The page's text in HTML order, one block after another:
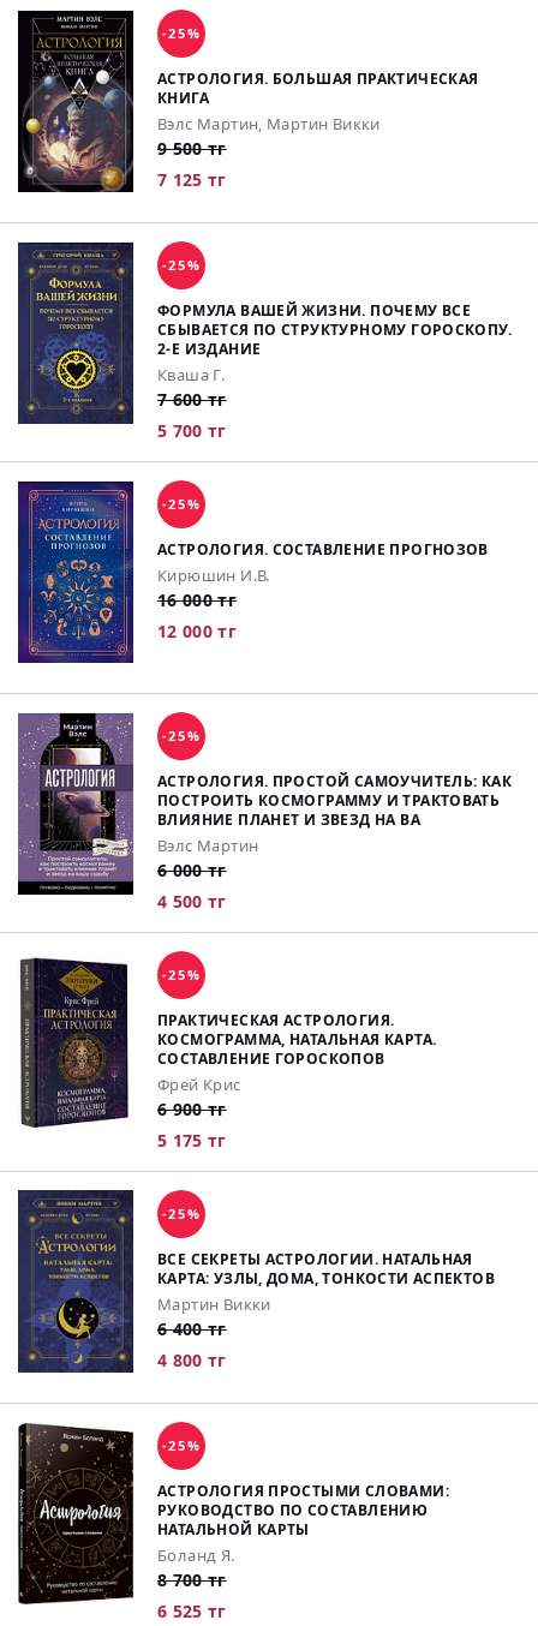
-25%
АСТРОЛОГИЯ. БОЛЬШАЯ ПРАКТИЧЕСКАЯ
КНИГА
Вэлс Мартин, Мартин Викки
9 500 тг
7 125 тг
-25%
ФОРМУЛА ВАШЕЙ ЖИЗНИ. ПОЧЕМУ ВСЕ
СБЫВАЕТСЯ ПО СТРУКТУРНОМУ ГОРОСКОПУ.
2-Е ИЗДАНИЕ
Кваша Г.
7 600 тг
5 700 тг
-25%
АСТРОЛОГИЯ. СОСТАВЛЕНИЕ ПРОГНОЗОВ
Кирюшин И.В.
16 000 тг
12 000 тг
-25%
АСТРОЛОГИЯ. ПРОСТОЙ САМОУЧИТЕЛЬ: КАК
ПОСТРОИТЬ КОСМОГРАММУ И ТРАКТОВАТЬ
ВЛИЯНИЕ ПЛАНЕТ И ЗВЕЗД НА ВА
Вэлс Мартин
6 000 тг
4 500 тг
-25%
ПРАКТИЧЕСКАЯ АСТРОЛОГИЯ.
КОСМОГРАММА, НАТАЛЬНАЯ КАРТА.
СОСТАВЛЕНИЕ ГОРОСКОПОВ
Фрей Крис
6 900 тг
5 175 тг
-25%
ВСЕ СЕКРЕТЫ АСТРОЛОГИИ. НАТАЛЬНАЯ
КАРТА: УЗЛЫ, ДОМА, ТОНКОСТИ АСПЕКТОВ
Мартин Викки
6 400 тг
4 800 тг
-25%
АСТРОЛОГИЯ ПРОСТЫМИ СЛОВАМИ:
РУКОВОДСТВО ПО СОСТАВЛЕНИЮ
НАТАЛЬНОЙ КАРТЫ
Боланд Я.
8 700 тг
6 525 тг